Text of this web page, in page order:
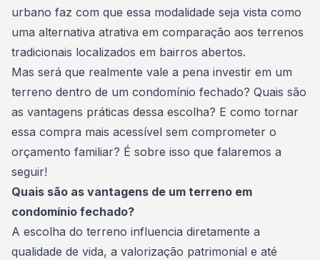
urbano faz com que essa modalidade seja vista como
uma alternativa atrativa em comparação aos terrenos
tradicionais localizados em bairros abertos.
Mas será que realmente vale a pena investir em um
terreno dentro de um condomínio fechado? Quais são
as vantagens práticas dessa escolha? E como tornar
essa compra mais acessível sem comprometer o
orçamento familiar? É sobre isso que falaremos a
seguir!
Quais são as vantagens de um terreno em
condomínio fechado?
A escolha do terreno influencia diretamente a
qualidade de vida, a valorização patrimonial e até